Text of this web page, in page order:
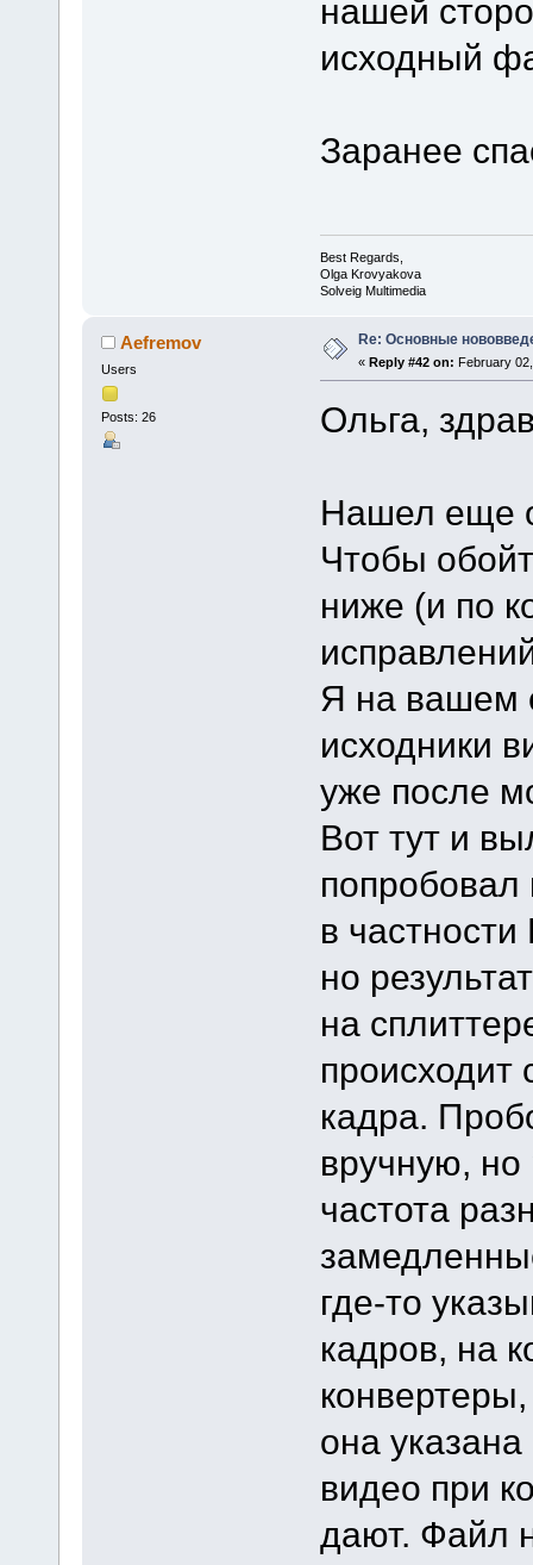
нашей
исходный
Заранее
Best Regards,
Olga Krovyakova
Solveig Multimedia
Aefremov
Users
Posts: 26
Re: Основные
« Reply #42 on: February
Ольга,
Нашел еще
Чтобы
ниже (и по
Я на вашем
исходники
уже после
Вот тут и
попробовал
в
но
на
происходит
кадра.
вручную, но
частота
где-то
кадров, на
она
видео при
дают. Файл